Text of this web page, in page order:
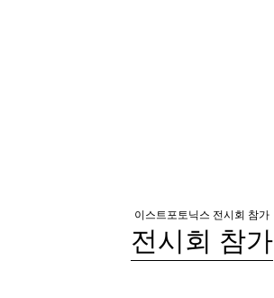
이스트포토닉스 전시회 참가
전시회 참가